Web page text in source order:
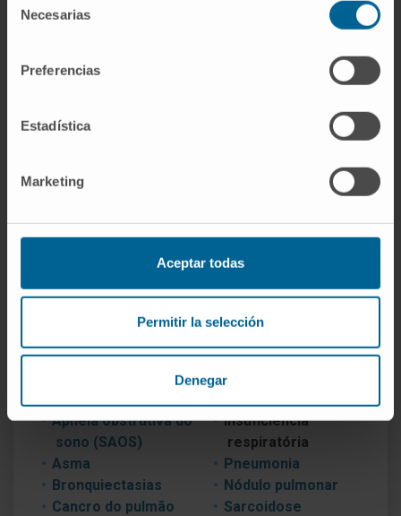
Necesarias
Preferencias
Estadística
Marketing
Aceptar todas
Permitir la selección
Denegar
Navarra
Especializado no tabagismo e nas doenças
causadas pelo tabaco, o Departamento conta
com mais de 15 anos de experiência em
deteção precoce do cancro do pulmão.
Os especialistas do departamento receberam
incluindo centros dos Estados Unidos, e têm
ampla experiência no diagnóstico e
tratamento de todas as doenças respiratórias,
tanto as comuns como as menos frequentes.
Doenças que tratamos
Apneia obstrutiva do
sono (SAOS)
Asma
Bronquiectasias
Cancro do pulmão
Insuficiência
respiratória
Pneumonia
Nódulo pulmonar
Sarcoidose